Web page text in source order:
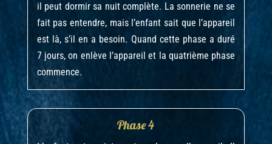
il peut dormir sa nuit complète. La sonnerie ne se
fait pas entendre, mais l’enfant sait que l’appareil
est là, s’il en a besoin. Quand cette phase a duré
7 jours, on enlève l’appareil et la quatrième phase
commence.
Phase 4